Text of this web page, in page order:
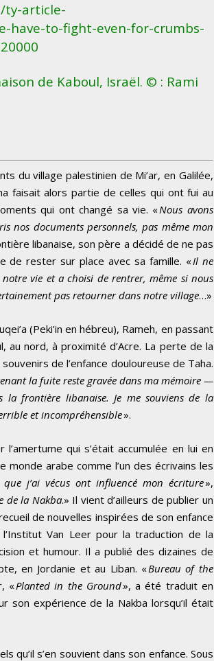
ty-article-
have-to-fight-even-for-crumbs-
de Kaboul, Israël. © : Rami
du village palestinien de Mi’ar, en Galilée,
faisait alors partie de celles qui ont fui au
qui ont changé sa vie. «Nous avons
nos documents personnels, pas même mon
libanaise, son père a décidé de ne pas
de rester sur place avec sa famille. «Il ne
vie et a choisi de rentrer, même si nous
pas retourner dans notre village…»
(Peki’in en hébreu), Rameh, en passant
au nord, à proximité d’Acre. La perte de la
de l’enfance douloureuse de Taha.
la fuite reste gravée dans ma mémoire —
la frontière libanaise. Je me souviens de la
et incompréhensible».
l’amertume qui s’était accumulée en lui en
monde arabe comme l’un des écrivains les
que j’ai vécus ont influencé mon écriture»,
de la Nakba.» Il vient d’ailleurs de publier un
de nouvelles inspirées de son enfance
Van Leer pour la traduction de la
et humour. Il a publié des dizaines de
en Jordanie et au Liban. «Bureau of the
«Planted in the Ground», a été traduit en
son expérience de la Nakba lorsqu’il était
qu’il s’en souvient dans son enfance. Sous